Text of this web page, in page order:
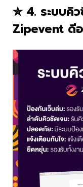
✮ 4. ระบบคิ
Zipevent ดีอ